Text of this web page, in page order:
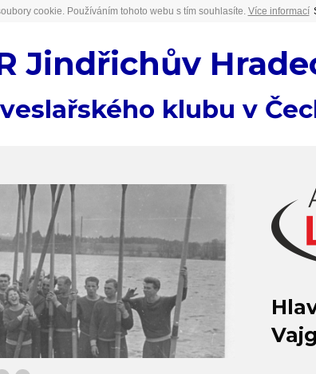
cookie. Používáním tohoto webu s tím souhlasíte. Více informací
Jindřichův
klubu v